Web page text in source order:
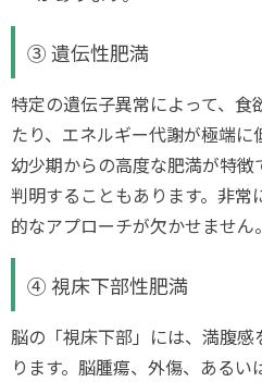
③ 遺伝性肥満
特定の遺伝子異常によって、食
たり、エネルギー代謝が極端に
幼少期からの高度な肥満が特徴
判明することもあります。非常
的なアプローチが欠かせません。
④ 視床下部性肥満
脳の「視床下部」には、満腹
ります。脳腫瘍、外傷、ある